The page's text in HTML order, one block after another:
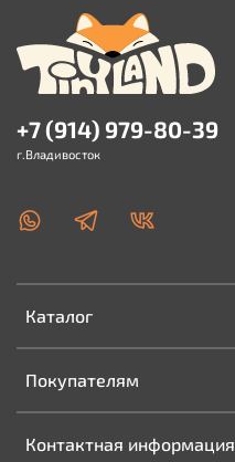
Каталог
Покупателям
Контактная информация
+7 (914) 979-80-39
г.Владивосток